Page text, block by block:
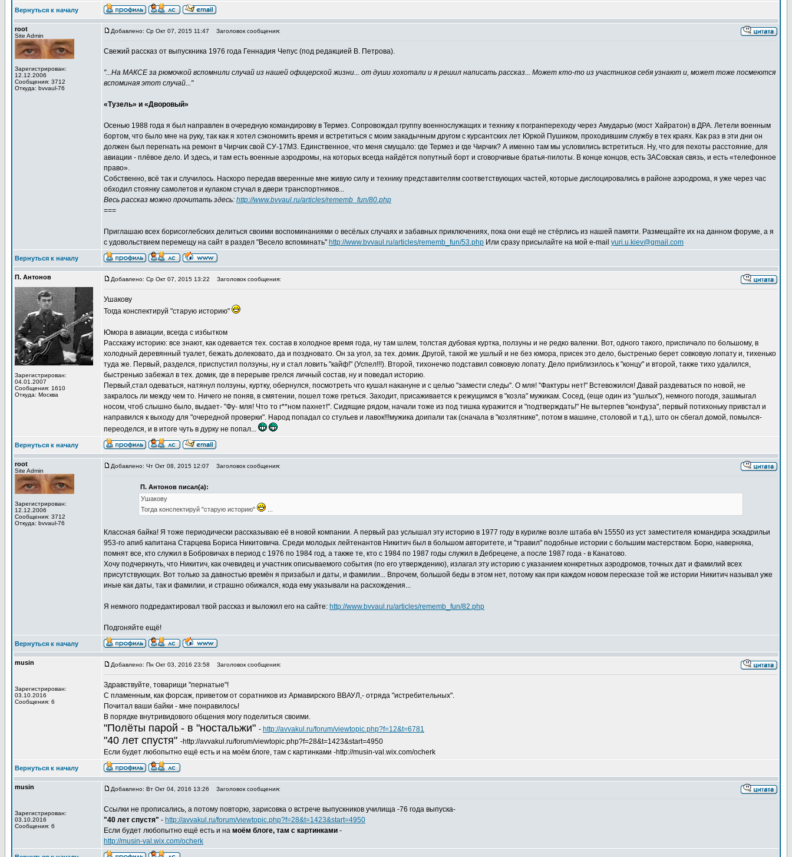
Вернуться к началу
root
Site Admin
Зарегистрирован:
12.12.2006
Сообщения: 3712
Откуда: bvvaul-76
Добавлено: Ср Окт 07, 2015 11:47 Заголовок сообщения:
Свежий рассказ от выпускника 1976 года Геннадия Чепус (под редакцией В. Петрова).
"...На МАКСЕ за рюмочкой вспомнили случай из нашей офицерской жизни... от души хохотали и я решил написать рассказ... Может кто-то из участников себя узнают и, может тоже посмеются
вспоминая этот случай..."
«Тузель» и «Дворовый»
Осенью 1988 года я был направлен в очередную командировку в Термез. Сопровождал группу военнослужащих и технику к погранпереходу через Амударью (мост Хайратон) в ДРА. Летели военным
бортом, что было мне на руку, так как я хотел сэкономить время и встретиться с моим закадычным другом с курсантских лет Юркой Пушиком, проходившим службу в тех краях. Как раз в эти дни он
должен был перегнать на ремонт в Чирчик свой СУ-17М3. Единственное, что меня смущало: где Термез и где Чирчик? А именно там мы условились встретиться. Ну, что для пехоты расстояние, для
авиации - плёвое дело. И здесь, и там есть военные аэродромы, на которых всегда найдётся попутный борт и сговорчивые братья-пилоты. В конце концов, есть ЗАСовская связь, и есть «телефонное
право».
Собственно, всё так и случилось. Наскоро передав вверенные мне живую силу и технику представителям соответствующих частей, которые дислоцировались в районе аэродрома, я уже через час
обходил стоянку самолетов и кулаком стучал в двери транспортников...
Весь рассказ можно прочитать здесь: http://www.bvvaul.ru/articles/rememb_fun/80.php
===
Приглашаю всех борисоглебских делиться своими воспоминаниями о весёлых случаях и забавных приключениях, пока они ещё не стёрлись из нашей памяти. Размещайте их на данном форуме, а я
с удовольствием перемещу на сайт в раздел "Весело вспоминать" http://www.bvvaul.ru/articles/rememb_fun/53.php Или сразу присылайте на мой e-mail yuri.u.kiev@gmail.com
Вернуться к началу
П. Антонов
Зарегистрирован:
04.01.2007
Сообщения: 1610
Откуда: Москва
Добавлено: Ср Окт 07, 2015 13:22 Заголовок сообщения:
Ушакову
Тогда конспектируй "старую историю"
Юмора в авиации, всегда с избытком
Расскажу историю: все знают, как одевается тех. состав в холодное время года, ну там шлем, толстая дубовая куртка, ползуны и не редко валенки. Вот, одного такого, приспичало по большому, в
холодный деревянный туалет, бежать долековато, да и поздновато. Он за угол, за тех. домик. Другой, такой же ушлый и не без юмора, присек это дело, быстренько берет совковую лопату и, тихенько
туда же. Первый, разделся, приспустил ползуны, ну и стал ловить "кайф!" (Успел!!!). Второй, тихонечко подставил совковую лопату. Дело приблизилось к "концу" и второй, также тихо удалился,
быстренько забежал в тех. домик, где в перерыве грелся личный состав, ну и поведал историю.
Первый,стал одеваться, натянул ползуны, куртку, обернулся, посмотреть что кушал накануне и с целью "замести следы". О мля! "Фактуры нет!" Встевожился! Давай раздеваться по новой, не
закралось ли между чем то. Ничего не поняв, в смятении, пошел тоже греться. Заходит, присаживается к режущимся в "козла" мужикам. Сосед, (еще один из "ушлых"), немного погодя, зашмыгал
носом, чтоб слышно было, выдает- "Фу- мля! Что то г**ном пахнет!". Сидящие рядом, начали тоже из под тишка куражится и "подтверждать!" Не вытерпев "конфуза", первый потихоньку привстал и
направился к выходу для "очередной проверки". Народ попадал со стульев и лавок!!!мужика доипали так (сначала в "козлятнике", потом в машине, столовой и т.д.), што он сбегал домой, помылся-
переоделся, и в итоге чуть в дурку не попал...
Вернуться к началу
root
Site Admin
Зарегистрирован:
12.12.2006
Сообщения: 3712
Откуда: bvvaul-76
Добавлено: Чт Окт 08, 2015 12:07 Заголовок сообщения:
П. Антонов писал(а):
Ушакову
Тогда конспектируй "старую историю"
...
Классная байка! Я тоже периодически рассказываю её в новой компании. А первый раз услышал эту историю в 1977 году в курилке возле штаба в/ч 15550 из уст заместителя командира эскадрильи
953-го апиб капитана Старцева Бориса Никитовича. Среди молодых лейтенантов Никитич был в большом авторитете, и "травил" подобные истории с большим мастерством. Борю, наверняка,
помнят все, кто служил в Бобровичах в период с 1976 по 1984 год, а также те, кто с 1984 по 1987 годы служил в Дебрецене, а после 1987 года - в Канатово.
Хочу подчеркнуть, что Никитич, как очевидец и участник описываемого события (по его утверждению), излагал эту историю с указанием конкретных аэродромов, точных дат и фамилий всех
присутствующих. Вот только за давностью времён я призабыл и даты, и фамилии... Впрочем, большой беды в этом нет, потому как при каждом новом пересказе той же истории Никитич называл уже
иные как даты, так и фамилии, и страшно обижался, кода ему указывали на расхождения...
Я немного подредактировал твой рассказ и выложил его на сайте: http://www.bvvaul.ru/articles/rememb_fun/82.php
Подгоняйте ещё!
Вернуться к началу
musin
Зарегистрирован:
03.10.2016
Сообщения: 6
Добавлено: Пн Окт 03, 2016 23:58 Заголовок сообщения:
Здравствуйте, товарищи "пернатые"!
С пламенным, как форсаж, приветом от соратников из Армавирского ВВАУЛ,- отряда "истребительных".
Почитал ваши байки - мне понравилось!
В порядке внутривидового общения могу поделиться своими.
"Полёты парой - в "ностальжи" - http://avvakul.ru/forum/viewtopic.php?f=12&t=6781
"40 лет спустя" -http://avvakul.ru/forum/viewtopic.php?f=28&t=1423&start=4950
Если будет любопытно ещё есть и на моём блоге, там с картинками -http://musin-val.wix.com/ocherk
Вернуться к началу
musin
Зарегистрирован:
03.10.2016
Сообщения: 6
Добавлено: Вт Окт 04, 2016 13:26 Заголовок сообщения:
Ссылки не прописались, а потому повторю, зарисовка о встрече выпускников училища -76 года выпуска-
"40 лет спустя" - http://avvakul.ru/forum/viewtopic.php?f=28&t=1423&start=4950
Если будет любопытно ещё есть и на моём блоге, там с картинками -
http://musin-val.wix.com/ocherk